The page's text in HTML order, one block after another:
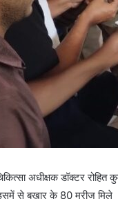
अधीक्षक डॉक्टर
से बुखार के 80 मरीज मिले